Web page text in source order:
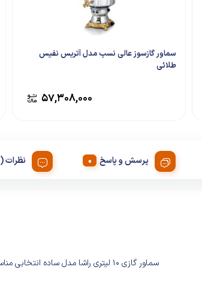
سماور گازسوز عالی نسب مدل آتریس نفیس
طلائی
۵۷,۳۰۸,۰۰۰
پرسش و پاسخ نظرات (3)
سماور گازی 10 لیتری راشا مدل ساده انتخابی مناسب برای آشپزخانه شماست.